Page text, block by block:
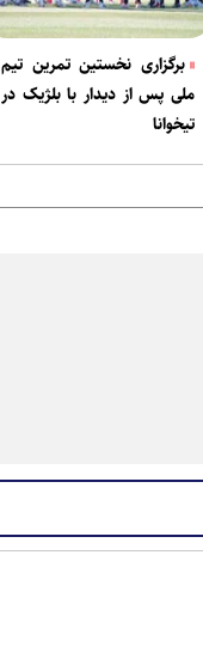
برگزاری نخستین تمرین تیم
ملی پس از دیدار با بلژیک در
تیخوانا